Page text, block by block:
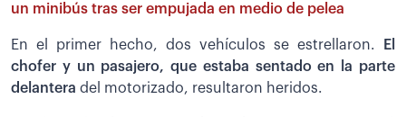
un minibús tras ser empujada en medio de pelea
En el primer hecho, dos vehículos se estrellaron.
El
chofer y un pasajero, que estaba sentado en la parte
delantera del motorizado, resultaron heridos.